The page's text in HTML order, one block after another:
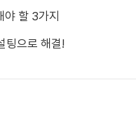
할 3가지
팅으로 해결!